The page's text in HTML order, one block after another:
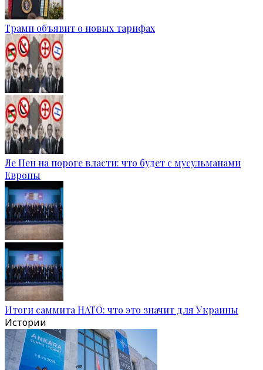
Трамп объявит о новых тарифах
Ле Пен на пороге власти: что будет с мусульманами
Европы
Итоги саммита НАТО: что это значит для Украины
Истории